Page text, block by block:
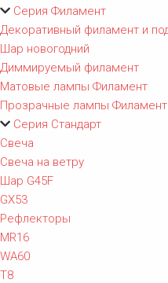
Серия Филамент
Декоративный филамент и
Шар новогодний
Диммируемый филамент
Матовые лампы Филамент
Прозрачные лампы Филамент
Серия Стандарт
Свеча
Свеча на ветру
Шар G45F
GX53
Рефлекторы
MR16
WA60
T8